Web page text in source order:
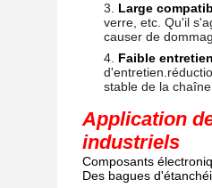
Large
verre, etc. Qu'il
causer de
Faible entretien
stable de la
Application
industriels
Composants
Des bagues